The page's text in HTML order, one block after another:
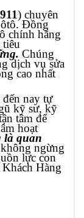
) chuyên
. Đồng
chính hãng
Chúng
dịch vụ sửa
cao nhất
nay tự
kỹ sư, kỹ
tâm để
hoạt
là quan
ngừng
lực con
Hàng